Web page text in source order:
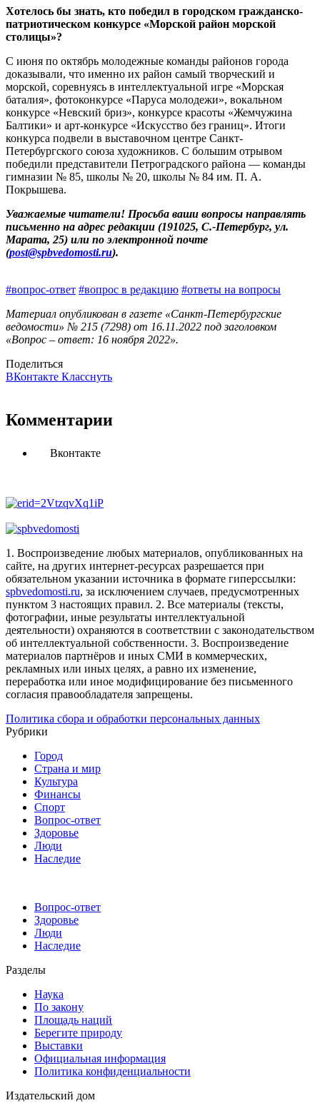
Хотелось бы знать, кто победил в городском гражданско-
патриотическом конкурсе «Морской район морской
столицы»?
С июня по октябрь молодежные команды районов города
доказывали, что именно их район самый творческий и
морской, соревнуясь в интеллектуальной игре «Морская
баталия», фотоконкурсе «Паруса молодежи», вокальном
конкурсе «Невский бриз», конкурсе красоты «Жемчужина
Балтики» и арт-конкурсе «Искусство без границ». Итоги
конкурса подвели в выставочном центре Санкт-
Петербургского союза художников. С большим отрывом
победили представители Петроградского района — команды
гимназии № 85, школы № 20, школы № 84 им. П. А.
Покрышева.
Уважаемые читатели! Просьба ваши вопросы направлять
письменно на адрес редакции (191025, С.‑Петербург, ул.
Марата, 25) или по электронной почте
(post@spbvedomosti.ru).
#вопрос-ответ #вопрос в редакцию #ответы на вопросы
Материал опубликован в газете «Санкт-Петербургские
ведомости» № 215 (7298) от 16.11.2022 под заголовком
«Вопрос – ответ: 16 ноября 2022».
Поделиться
ВКонтакте Класснуть
Комментарии
Вконтакте
1. Воспроизведение любых материалов, опубликованных на
сайте, на других интернет-ресурсах разрешается при
обязательном указании источника в формате гиперссылки:
spbvedomosti.ru, за исключением случаев, предусмотренных
пунктом 3 настоящих правил. 2. Все материалы (тексты,
фотографии, иные результаты интеллектуальной
деятельности) охраняются в соответствии с законодательством
об интеллектуальной собственности. 3. Воспроизведение
материалов партнёров и иных СМИ в коммерческих,
рекламных или иных целях, а равно их изменение,
переработка или иное модифицирование без письменного
согласия правообладателя запрещены.
Политика сбора и обработки персональных данных
Рубрики
Город
Страна и мир
Культура
Финансы
Спорт
Вопрос-ответ
Здоровье
Люди
Наследие
Вопрос-ответ
Здоровье
Люди
Наследие
Разделы
Наука
По закону
Площадь наций
Берегите природу
Выставки
Официальная информация
Политика конфиденциальности
Издательский дом